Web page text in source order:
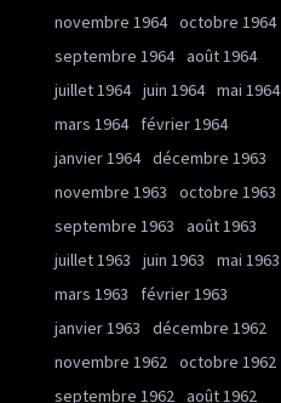
novembre 1964 octobre 1964
septembre 1964 août 1964
juillet 1964 juin 1964 mai 1964
mars 1964
février 1964
janvier 1964 décembre 1963
novembre 1963
octobre 1963
septembre 1963
août 1963
juillet 1963
juin 1963
mai 1963
mars 1963
février 1963
janvier 1963
décembre 1962
novembre 1962 octobre 1962
septembre 1962 août 1962